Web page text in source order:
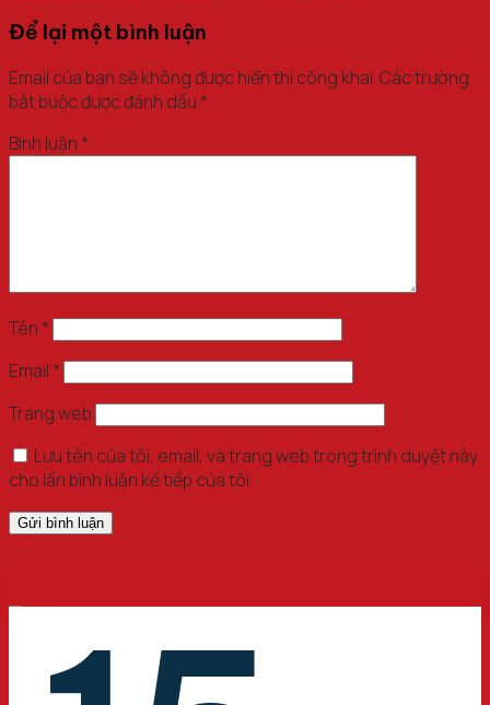
Để lại một bình luận
Email của bạn sẽ không được hiển thị công khai.Các trường
bắt buộc được đánh dấu *
Bình luận *
Tên *
Email *
Trang web
Lưu tên của tôi, email, và trang web trong trình duyệt này
cho lần bình luận kế tiếp của tôi.